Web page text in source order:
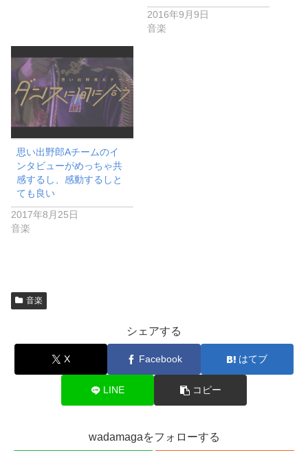
2016年9月9日
音楽
思い出野郎Aチームのイ
ンタビューがめっちゃ共
感するし、感動するしと
ても良い
2017年8月25日
音楽
音楽
シェアする
X Facebook はてブ
LINE コピー
wadamagaをフォローする